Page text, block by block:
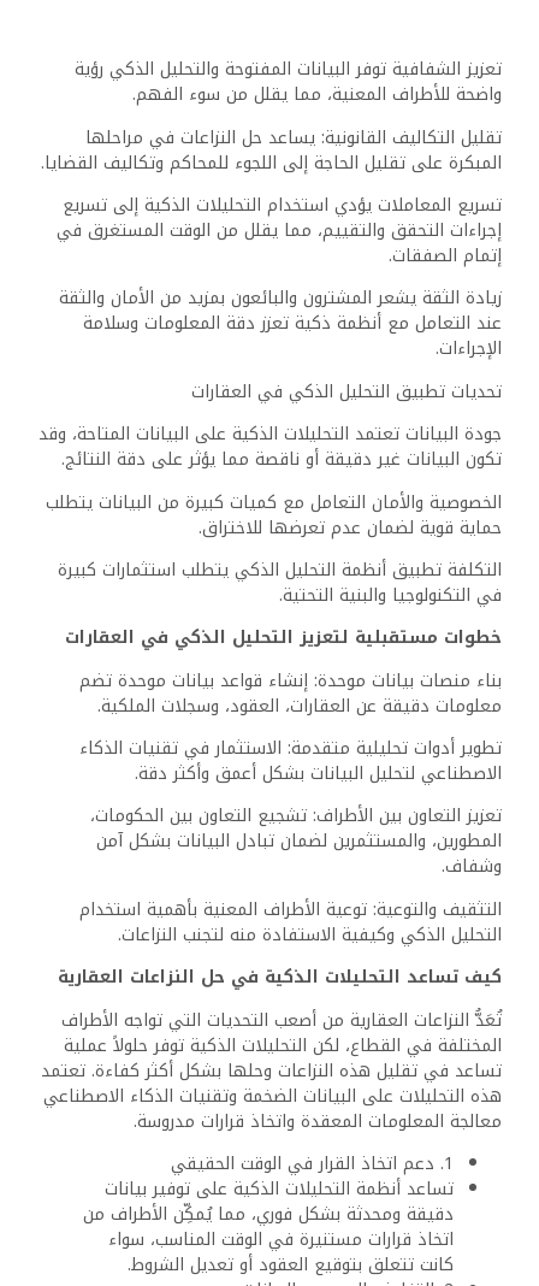
تعزيز الشفافية توفر البيانات المفتوحة والتحليل الذكي رؤية
واضحة للأطراف المعنية، مما يقلل من سوء الفهم.
تقليل التكاليف القانونية: يساعد حل النزاعات في مراحلها
المبكرة على تقليل الحاجة إلى اللجوء للمحاكم وتكاليف القضايا.
تسريع المعاملات يؤدي استخدام التحليلات الذكية إلى تسريع
إجراءات التحقق والتقييم، مما يقلل من الوقت المستغرق في
إتمام الصفقات.
زيادة الثقة يشعر المشترون والبائعون بمزيد من الأمان والثقة
عند التعامل مع أنظمة ذكية تعزز دقة المعلومات وسلامة
الإجراءات.
تحديات تطبيق التحليل الذكي في العقارات
جودة البيانات تعتمد التحليلات الذكية على البيانات المتاحة، وقد
تكون البيانات غير دقيقة أو ناقصة مما يؤثر على دقة النتائج.
الخصوصية والأمان التعامل مع كميات كبيرة من البيانات يتطلب
حماية قوية لضمان عدم تعرضها للاختراق.
التكلفة تطبيق أنظمة التحليل الذكي يتطلب استثمارات كبيرة
في التكنولوجيا والبنية التحتية.
خطوات مستقبلية لتعزيز التحليل الذكي في العقارات
بناء منصات بيانات موحدة: إنشاء قواعد بيانات موحدة تضم
معلومات دقيقة عن العقارات، العقود، وسجلات الملكية.
تطوير أدوات تحليلية متقدمة: الاستثمار في تقنيات الذكاء
الاصطناعي لتحليل البيانات بشكل أعمق وأكثر دقة.
تعزيز التعاون بين الأطراف: تشجيع التعاون بين الحكومات،
المطورين، والمستثمرين لضمان تبادل البيانات بشكل آمن
وشفاف.
التثقيف والتوعية: توعية الأطراف المعنية بأهمية استخدام
التحليل الذكي وكيفية الاستفادة منه لتجنب النزاعات.
كيف تساعد التحليلات الذكية في حل النزاعات العقارية
تُعَدُّ النزاعات العقارية من أصعب التحديات التي تواجه الأطراف
المختلفة في القطاع، لكن التحليلات الذكية توفر حلولاً عملية
تساعد في تقليل هذه النزاعات وحلها بشكل أكثر كفاءة. تعتمد
هذه التحليلات على البيانات الضخمة وتقنيات الذكاء الاصطناعي
معالجة المعلومات المعقدة واتخاذ قرارات مدروسة.
1. دعم اتخاذ القرار في الوقت الحقيقي
تساعد أنظمة التحليلات الذكية على توفير بيانات
دقيقة ومحدثة بشكل فوري، مما يُمكِّن الأطراف من
اتخاذ قرارات مستنيرة في الوقت المناسب، سواء
كانت تتعلق بتوقيع العقود أو تعديل الشروط.